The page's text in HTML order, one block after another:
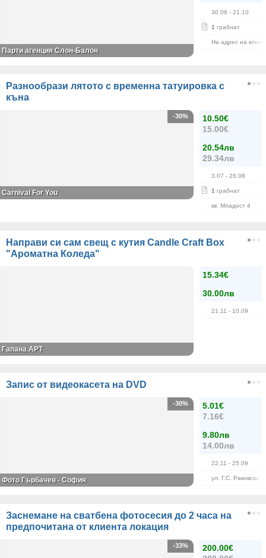
30.06 - 21.10
1 грабнат
На адрес на
Парти агенция Слон-Балон
Разнообрази лятото с временна татуировка с
къна
10.50€
15.00€
20.54лв
29.34лв
3.07 - 26.08
1 грабнат
кв. Младост 4
-30%
Carnival For You
Направи си сам свещ с кутия Candle Craft Box
"Ароматна Коледа"
15.34€
30.00лв
21.11 - 10.09
Гапана АРТ
Запис от видеокасета на DVD
5.01€
7.16€
9.80лв
14.00лв
22.11 - 25.09
ул. Г.С. Раковски
-30%
Фото Гърбачев - София
Заснемане на сватбена фотосесия до 2 часа на
предпочитана от клиента локация
200.00€
-33%